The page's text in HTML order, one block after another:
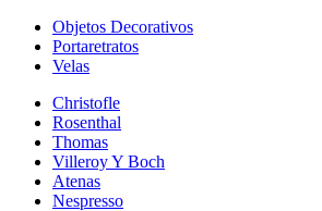
Objetos Decorativos
Portaretratos
Velas
Christofle
Rosenthal
Thomas
Villeroy Y Boch
Atenas
Nespresso